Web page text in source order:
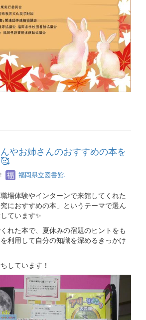
やお姉さんのおすすめの本を
福岡県立図書館.
場体験やインターンで来館してくれた
におすすめの本」というテーマで選ん
ています✨
れた本で、夏休みの宿題のヒントをも
利用して自分の知識を深めるきっかけ
しています！